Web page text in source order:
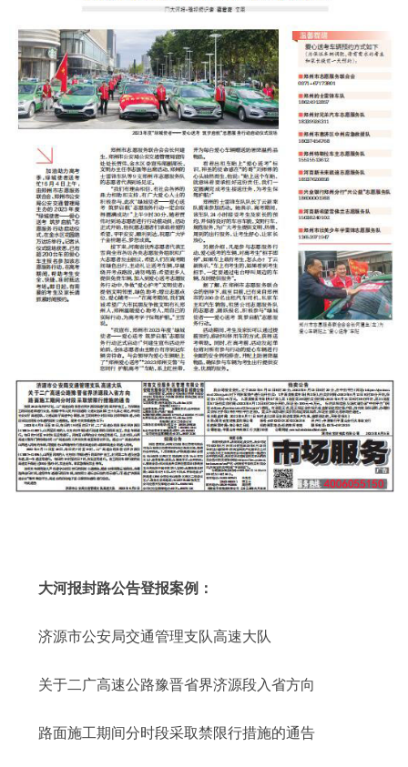
大河报封路公告登报案例：
济源市公安局交通管理支队高速大队
关于二广高速公路豫晋省界济源段入省方向
路面施工期间分时段采取禁限行措施的通告